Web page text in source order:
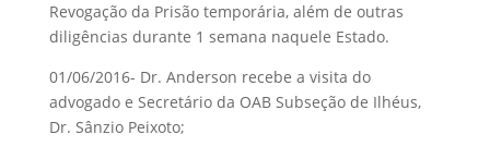
Revogação da Prisão temporária, além de outras
diligências durante 1 semana naquele Estado.
01/06/2016- Dr. Anderson recebe a visita do
advogado e Secretário da OAB Subseção de Ilhéus,
Dr. Sânzio Peixoto;